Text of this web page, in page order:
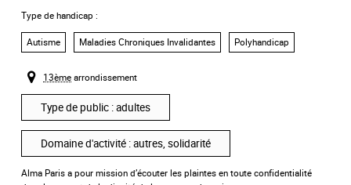
Type de handicap :
Autisme
,
Maladies Chroniques Invalidantes
,
Polyhandicap
13ème arrondissement
Type de public : adultes
Domaine d'activité : autres, solidarité
Alma Paris a pour mission d’écouter les plaintes en toute confidentialité